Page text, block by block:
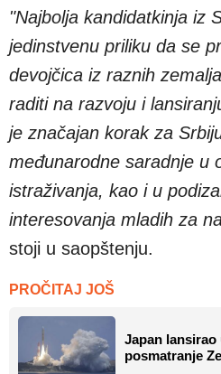
"Najbolja kandidatkinja iz
jedinstvenu priliku da se
devojčica iz raznih
raditi na razvoju i
je značajan korak za
međunarodne saradnje u
istraživanja, kao i u
interesovanja mladih za
stoji u saopštenju.
PROČITAJ JOŠ
Japan lansirao
posmatranje